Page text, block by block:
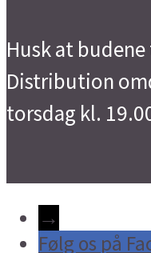
Husk at
Distribution
torsdag kl.
→
Følg os på